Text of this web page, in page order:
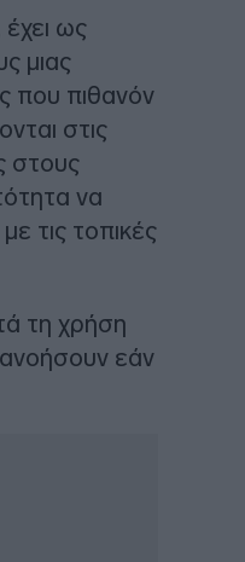
ως
μιας
που πιθανόν
στις
στους
να
τις τοπικές
τη χρήση
εάν